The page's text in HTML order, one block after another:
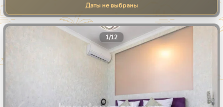
Даты не выбраны
1/12